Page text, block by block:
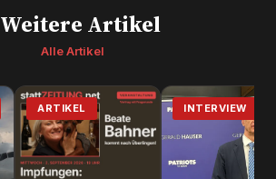
Weitere Artikel
Alle Artikel
ARTIKEL INTERVIEW